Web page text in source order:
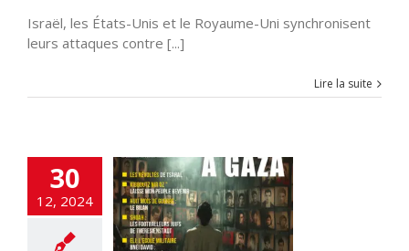
Israël, les États-Unis et le Royaume-Uni synchronisent
leurs attaques contre [...]
Lire la suite
30
12, 2024
Israël Fatah-
flashinfos
d'Israël Gaz
GUERRE DE
juridique
Hezbollah